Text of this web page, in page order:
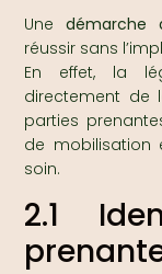
Unedémarche
réussir sans
En effet, la
directement de
parties
de mobilisation
soin.
2.1